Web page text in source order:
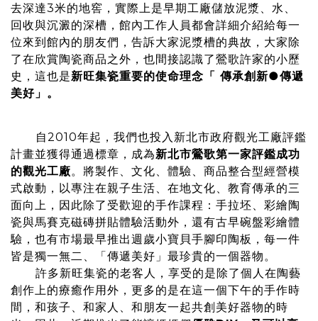
去深達3米的地窖，實際上是早期工廠儲放泥漿、水、
回收與沉澱的深槽，館內工作人員都會詳細介紹給每一
位來到館內的朋友們，告訴大家泥漿槽的典故，大家除
了在欣賞陶瓷商品之外，也間接認識了鶯歌許家的小歷
史，這也是新旺集瓷重要的使命理念「 傳承創新●傳遞
美好」。
自2010年起，我們也投入新北市政府觀光工廠評鑑
計畫並獲得通過標章，成為新北市鶯歌第一家評鑑成功
的觀光工廠。將製作、文化、體驗、商品整合型經營模
式啟動，以專注在親子生活、在地文化、教育傳承的三
面向上，因此除了受歡迎的手作課程：手拉坯、彩繪陶
瓷與馬賽克磁磚拼貼體驗活動外，還有古早碗盤彩繪體
驗，也有市場最早推出週歲小寶貝手腳印陶板，每一件
皆是獨一無二、「傳遞美好」最珍貴的一個器物。
許多新旺集瓷的老客人，享受的是除了個人在陶藝
創作上的療癒作用外，更多的是在這一個下午的手作時
間，和孩子、和家人、和朋友一起共創美好器物的時